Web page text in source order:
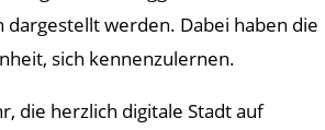
werden. Dabei haben die
sich kennenzulernen.
die herzlich digitale Stadt auf